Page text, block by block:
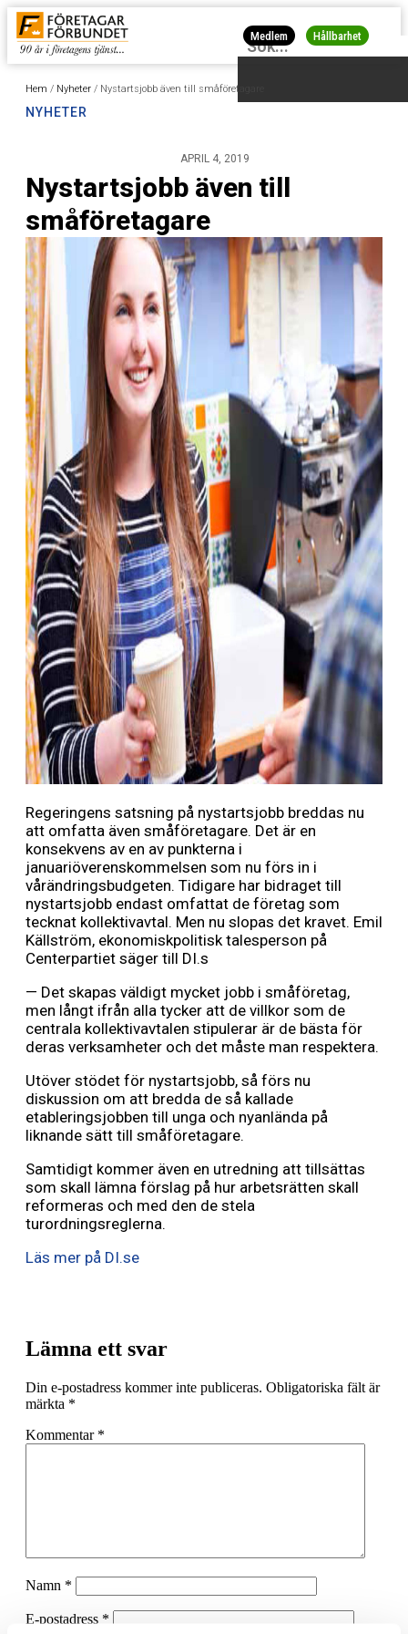
Medlem Hållbarhet
Hem / Nyheter / Nystartsjobb även till småföretagare
NYHETER
APRIL 4, 2019
Nystartsjobb även till
småföretagare
Regeringens satsning på nystartsjobb breddas nu
att omfatta även småföretagare. Det är en
konsekvens av en av punkterna i
januariöverenskommelsen som nu förs in i
vårändringsbudgeten. Tidigare har bidraget till
nystartsjobb endast omfattat de företag som
tecknat kollektivavtal. Men nu slopas det kravet. Emil
Källström, ekonomiskpolitisk talesperson på
Centerpartiet säger till DI.s
— Det skapas väldigt mycket jobb i småföretag,
men långt ifrån alla tycker att de villkor som de
centrala kollektivavtalen stipulerar är de bästa för
deras verksamheter och det måste man respektera.
Utöver stödet för nystartsjobb, så förs nu
diskussion om att bredda de så kallade
etableringsjobben till unga och nyanlända på
liknande sätt till småföretagare.
Samtidigt kommer även en utredning att tillsättas
som skall lämna förslag på hur arbetsrätten skall
reformeras och med den de stela
turordningsreglerna.
Läs mer på DI.se
Lämna ett svar
Din e-postadress kommer inte publiceras. Obligatoriska fält är
märkta *
Kommentar *
Namn *
E-postadress *